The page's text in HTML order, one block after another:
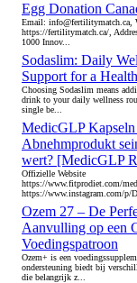
Egg Donation
Email: info@fertilitymatch.ca,
https://fertilitymatch.ca/,
1000 Innov...
Sodaslim: Daily
Support for a
Choosing Sodaslim means
drink to your daily wellness
single be...
MedicGLP Kapseln
Abnehmprodukt
wert? [MedicGLP
Offizielle Website
https://www.fitprodiet.com/
https://www.instagram.com/p/
Ozem 27 – De
Aanvulling op een
Voedingspatroon
Ozem+ is een
ondersteuning biedt bij
die belangrijk z...